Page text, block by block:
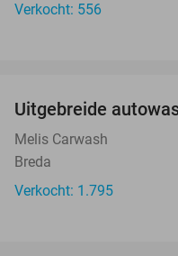
Verkocht: 556
Uitgebreide
Melis Carwash
Breda
Verkocht: 1.795